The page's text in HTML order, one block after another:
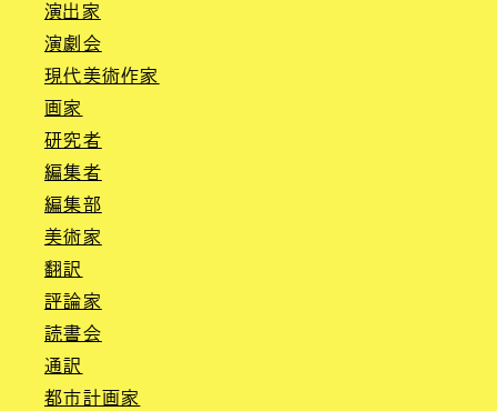
演出家
演劇会
現代美術作家
画家
研究者
編集者
編集部
美術家
翻訳
評論家
読書会
通訳
都市計画家